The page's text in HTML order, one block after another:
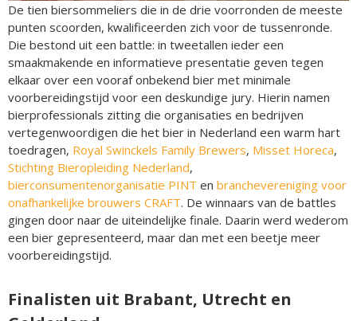
De tien biersommeliers die in de drie voorronden de meeste
punten scoorden, kwalificeerden zich voor de tussenronde.
Die bestond uit een battle: in tweetallen ieder een
smaakmakende en informatieve presentatie geven tegen
elkaar over een vooraf onbekend bier met minimale
voorbereidingstijd voor een deskundige jury. Hierin namen
bierprofessionals zitting die organisaties en bedrijven
vertegenwoordigen die het bier in Nederland een warm hart
toedragen, Royal Swinckels Family Brewers, Misset Horeca,
Stichting Bieropleiding Nederland,
bierconsumentenorganisatie PINT en branchevereniging voor
onafhankelijke brouwers CRAFT. De winnaars van de battles
gingen door naar de uiteindelijke finale. Daarin werd wederom
een bier gepresenteerd, maar dan met een beetje meer
voorbereidingstijd.
Finalisten uit Brabant, Utrecht en